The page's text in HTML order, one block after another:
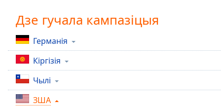
Time-
1x
Playback
Rate
Chapters
Дзе гучала кампазіцыя
Германія
Кіргізія
Чылі
ЗША